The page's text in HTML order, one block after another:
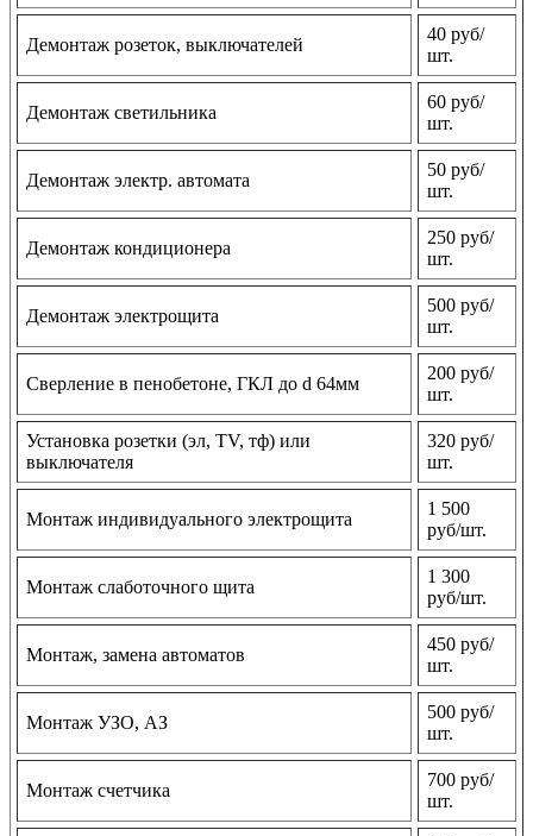
Демонтаж розеток, выключателей
40 руб/
шт.
Демонтаж светильника
60 руб/
шт.
Демонтаж электр. автомата
50 руб/
шт.
Демонтаж кондиционера
250 руб/
шт.
Демонтаж электрощита
500 руб/
шт.
Сверление в пенобетоне, ГКЛ до d 64мм
200 руб/
шт.
Установка розетки (эл, TV, тф) или
выключателя
320 руб/
шт.
Монтаж индивидуального электрощита
1 500
руб/шт.
Монтаж слаботочного щита
1 300
руб/шт.
Монтаж, замена автоматов
450 руб/
шт.
Монтаж УЗО, АЗ
500 руб/
шт.
Монтаж счетчика
700 руб/
шт.